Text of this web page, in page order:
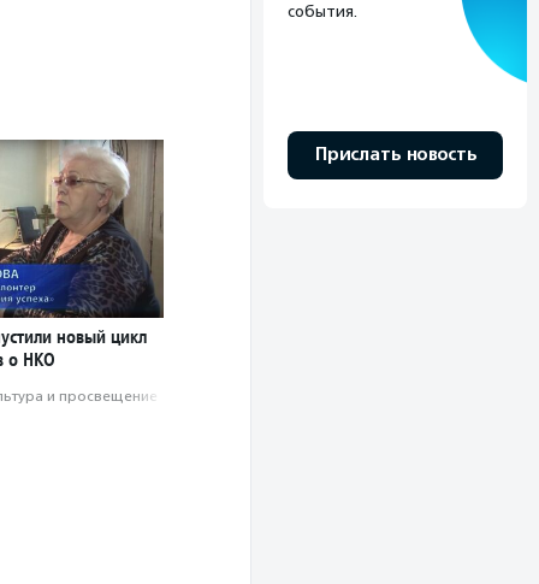
новый цикл
о НКО
и просвещение
события.
Прислать новость